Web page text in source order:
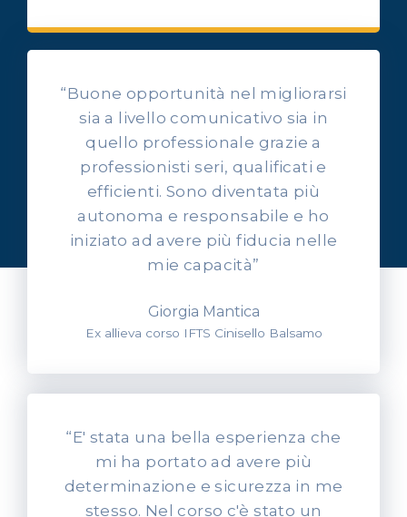
OPINIONI DEI NOSTRI ALLIEVI
Ascolta l'esperienza dei
nostri allievi
“Buone opportunità nel migliorarsi
sia a livello comunicativo sia in
quello professionale grazie a
professionisti seri, qualificati e
efficienti. Sono diventata più
autonoma e responsabile e ho
iniziato ad avere più fiducia nelle
mie capacità”
Giorgia Mantica
Ex allieva corso IFTS Cinisello Balsamo
“E' stata una bella esperienza che
mi ha portato ad avere più
determinazione e sicurezza in me
stesso. Nel corso c'è stato un